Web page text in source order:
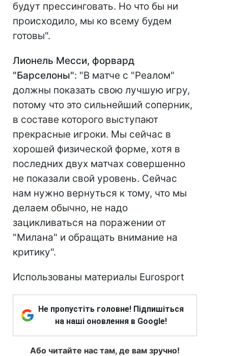
будут прессинговать. Но что бы ни
происходило, мы ко всему будем
готовы".
Лионель Месси, форвард
"Барселоны": "В матче с "Реалом"
должны показать свою лучшую игру,
потому что это сильнейший соперник,
в составе которого выступают
прекрасные игроки. Мы сейчас в
хорошей физической форме, хотя в
последних двух матчах совершенно
не показали свой уровень. Сейчас
нам нужно вернуться к тому, что мы
делаем обычно, не надо
зацикливаться на поражении от
"Милана" и обращать внимание на
критику".
Использованы материалы Eurosport
Не пропустіть головне! Підпишіться
на наші оновлення в Google!
Або читайте нас там, де вам зручно!